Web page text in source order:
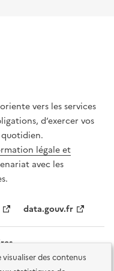
des contenus
vers les services
d’exercer vos
légale et
avec les
data.gouv.fr